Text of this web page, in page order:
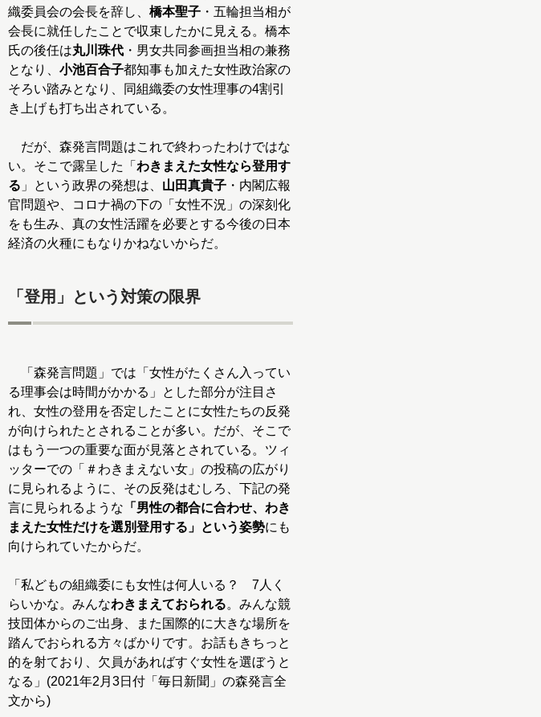
織委員会の会長を辞し、 橋本聖子 ・五輪担当相が
会長に就任したことで収束したかに見える。橋本
氏の後任は丸川珠代 ・男女共同参画担当相の兼務
となり、 小池百合子都知事も加えた女性政治家の
そろい踏みとなり、同組織委の女性理事の4割引
き上げも打ち出されている。
だが、森発言問題はこれで終わったわけではな
い。そこで露呈した「 わきまえた女性なら登用す
る 」という政界の発想は、 山田真貴子 ・内閣広報
官問題や、コロナ禍の下の「女性不況」の深刻化
をも生み、真の女性活躍を必要とする今後の日本
経済の火種にもなりかねないからだ。
「登用」という対策の限界
「森発言問題」では「女性がたくさん入ってい
る理事会は時間がかかる」とした部分が注目さ
れ、女性の登用を否定したことに女性たちの反発
が向けられたとされることが多い。だが、そこで
はもう一つの重要な面が見落とされている。ツィ
ッターでの「＃わきまえない女」の投稿の広がり
に見られるように、その反発はむしろ、下記の発
言に見られるような 「男性の都合に合わせ、わき
まえた女性だけを選別登用する」という姿勢にも
向けられていたからだ。
「私どもの組織委にも女性は何人いる？ 7人く
らいかな。みんなわきまえておられる。みんな競
技団体からのご出身、また国際的に大きな場所を
踏んでおられる方々ばかりです。お話もきちっと
的を射ており、欠員があればすぐ女性を選ぼうと
なる」(2021年2月3日付「毎日新聞」の森発言全
文から)